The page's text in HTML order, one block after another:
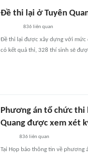
Đề thi lại ở Tuyên
836 liên quan
Đề thi lại được xây dựng với mức
có kết quả thi, 328 thí sinh sẽ
Phương án tổ chức thi
Quang được xem xét
836 liên quan
Tại Họp báo thông tin về phương